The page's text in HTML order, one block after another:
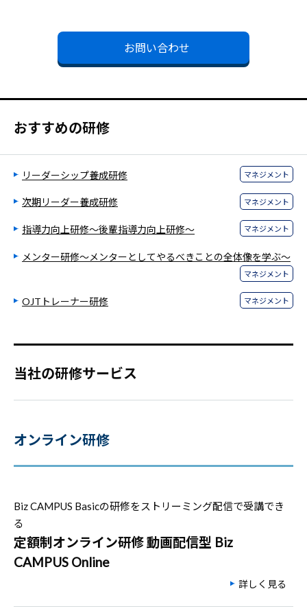
お問い合わせ
おすすめの研修
リーダーシップ養成研修 マネジメント
次期リーダー養成研修 マネジメント
指導力向上研修～後輩指導力向上研修～ マネジメント
メンター研修～メンターとしてやるべきことの全体像を学ぶ～
マネジメント
OJTトレーナー研修 マネジメント
当社の研修サービス
オンライン研修
Biz CAMPUS Basicの研修をストリーミング配信で受講でき
る
定額制オンライン研修 動画配信型 Biz
CAMPUS Online
詳しく見る